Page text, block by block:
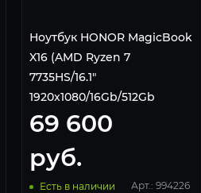
Ноутбук HONOR MagicBook
X16 (AMD Ryzen 7
7735HS/16.1"
1920x1080/16Gb/512Gb
SSD/AMD Radeon 680M/Win
11 Home) Серебристый
69 600
руб.
Есть в наличии Арт.: 994226